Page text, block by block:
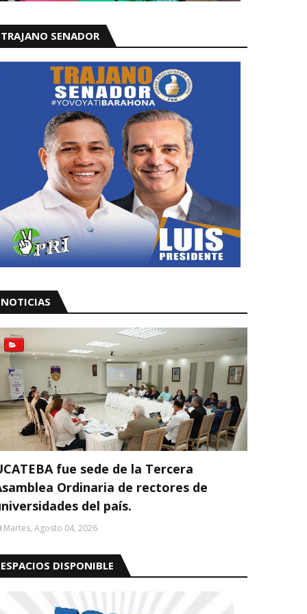
TRAJANO SENADOR
NOTICIAS
fue sede de la Tercera
Ordinaria de rectores de
del país.
Martes, Agosto 04, 2026
ESPACIOS DISPONIBLE